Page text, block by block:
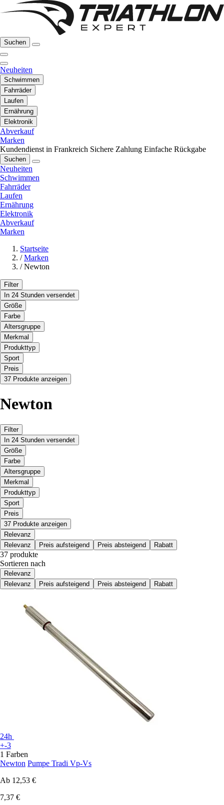
Suchen
Neuheiten
Schwimmen
Fahrräder
Laufen
Ernährung
Elektronik
Abverkauf
Marken
Kundendienst in Frankreich Sichere Zahlung Einfache Rückgabe
Suchen
Neuheiten
Schwimmen
Fahrräder
Laufen
Ernährung
Elektronik
Abverkauf
Marken
Startseite
/ Marken
/ Newton
Filter
In 24 Stunden versendet
Größe
Farbe
Altersgruppe
Merkmal
Produkttyp
Sport
Preis
37 Produkte anzeigen
Newton
Filter
In 24 Stunden versendet
Größe
Farbe
Altersgruppe
Merkmal
Produkttyp
Sport
Preis
37 Produkte anzeigen
Relevanz
Relevanz
Preis aufsteigend Preis absteigend Rabatt
37 produkte
Sortieren nach
Relevanz
Relevanz
Preis aufsteigend Preis absteigend Rabatt
24h
+-3
1 Farben
Newton Pumpe Tradi Vp-Vs
Ab 12,53 €
7,37 €